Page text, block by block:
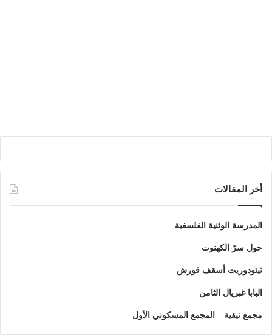
أخر المقالات
المدرسة الوثنية الفلسفية
حول سرّ الكهنوت
ثيئودوريت أسقف قورش
البابا غبريال الثامن
مجمع نيقية – المجمع المسكوني الأول